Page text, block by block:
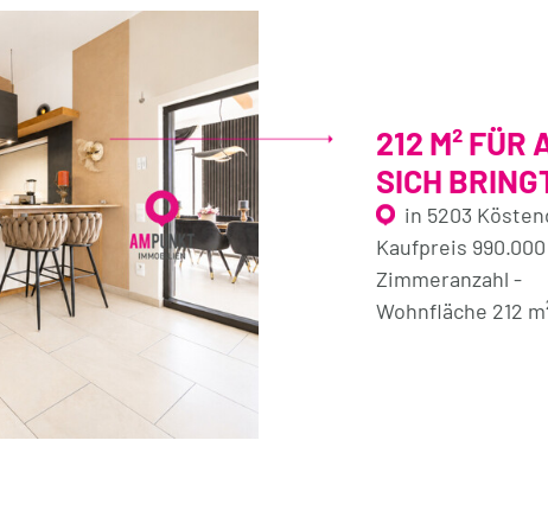
212 M² FÜR
SICH
in 5203
Kaufpreis 990.000
Zimmeranzahl -
Wohnfläche 212